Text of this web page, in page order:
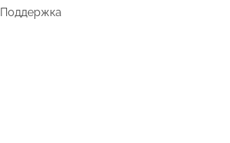
Поддержка